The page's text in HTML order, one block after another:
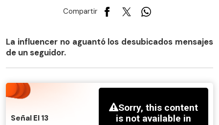
Compartir
La influencer no aguantó los desubicados mensajes
de un seguidor.
Señal El 13